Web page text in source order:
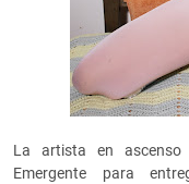
La artista en ascenso
Emergente para